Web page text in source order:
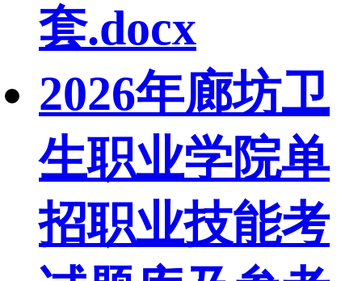
套.docx
2026年廊坊卫
生职业学院单
招职业技能考